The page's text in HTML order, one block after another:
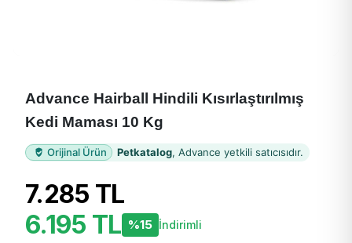
Advance Hairball Hindili Kısırlaştırılmış
Kedi Maması 10 Kg
Orijinal Ürün Petkatalog, Advance yetkili satıcısıdır.
7.285 TL
6.195 TL %15 İndirimli